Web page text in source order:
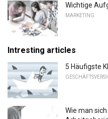
Wichtige
MARKETING
Intresting articles
5 Häufigste
Wie man